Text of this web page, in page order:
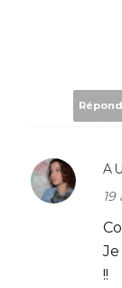
19
!!